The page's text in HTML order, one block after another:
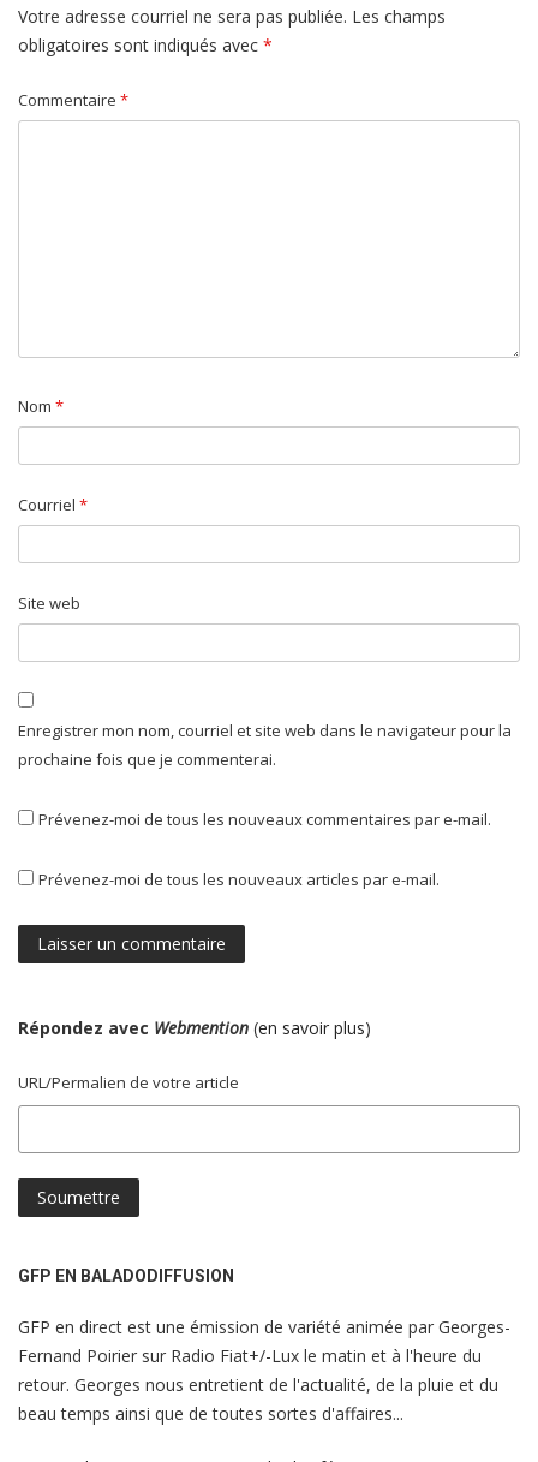
Votre adresse courriel ne sera pas publiée. Les champs
obligatoires sont indiqués avec *
Commentaire *
Nom *
Courriel *
Site web
Enregistrer mon nom, courriel et site web dans le navigateur pour la
prochaine fois que je commenterai.
Prévenez-moi de tous les nouveaux commentaires par e-mail.
Prévenez-moi de tous les nouveaux articles par e-mail.
Répondez avec Webmention (en savoir plus)
URL/Permalien de votre article
GFP EN BALADODIFFUSION
GFP en direct est une émission de variété animée par Georges-
Fernand Poirier sur Radio Fiat+/-Lux le matin et à l'heure du
retour. Georges nous entretient de l'actualité, de la pluie et du
beau temps ainsi que de toutes sortes d'affaires...